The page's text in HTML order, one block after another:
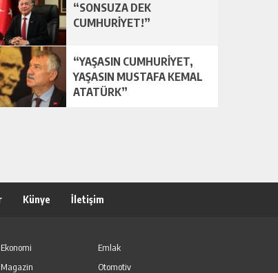
“SONSUZA DEK
CUMHURİYET!”
“YAŞASIN CUMHURİYET,
YAŞASIN MUSTAFA KEMAL
ATATÜRK”
Künye İletişim
Ekonomi
Emlak
Magazin Otomotiv